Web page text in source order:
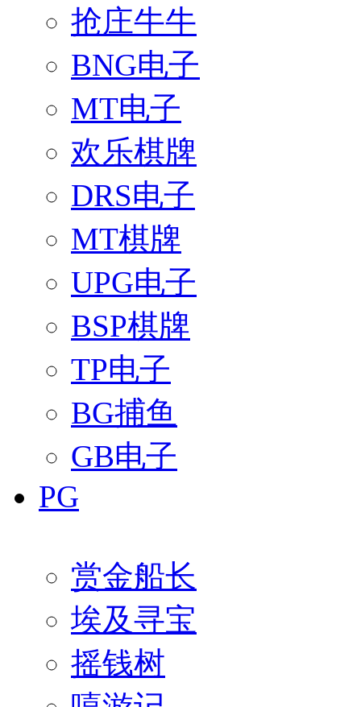
抢庄牛牛
BNG电子
MT电子
欢乐棋牌
DRS电子
MT棋牌
UPG电子
BSP棋牌
TP电子
BG捕鱼
GB电子
PG
赏金船长
埃及寻宝
摇钱树